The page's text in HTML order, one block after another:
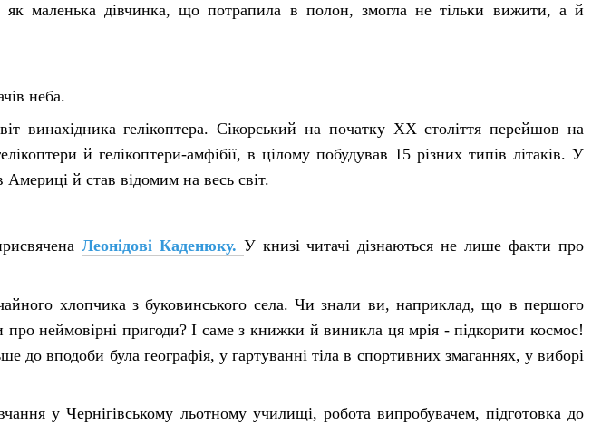
як маленька дівчинка, що потрапила в полон, змогла не тільки вижити, а й
неба.
винахідника гелікоптера. Сікорський на початку ХХ століття перейшов на
й гелікоптери-амфібії, в цілому побудував 15 різних типів літаків. У
Америці й став відомим на весь світ.
Леонідові Каденюку. У книзі читачі дізнаються не лише факти про
хлопчика з буковинського села. Чи знали ви, наприклад, що в першого
неймовірні пригоди? І саме з книжки й виникла ця мрія - підкорити космос!
до вподоби була географія, у гартуванні тіла в спортивних змаганнях, у виборі
у Чернігівському льотному училищі, робота випробувачем, підготовка до